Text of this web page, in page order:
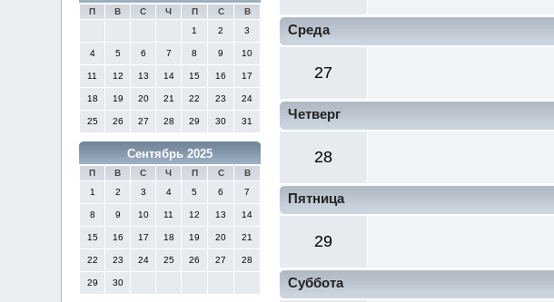
П В С Ч П С
В
1
2 3
4 5 6 7 8 9 10
11 12 13 14 15 16 17
18 19 20 21 22 23 24
25 26 27 28 29 30 31
Сентябрь 2025
П В С Ч П С
В
1
2 3 4 5 6 7
8 9 10 11 12 13 14
15 16 17 18 19 20 21
22 23 24 25 26 27 28
29 30
Среда
27
Четверг
28
Пятница
29
Суббота